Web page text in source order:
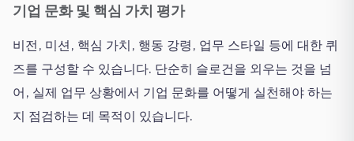
기업 문화 및 핵심 가치 평가
비전, 미션, 핵심 가치, 행동 강령, 업무 스타일 등에 대한 퀴
즈를 구성할 수 있습니다. 단순히 슬로건을 외우는 것을 넘
어, 실제 업무 상황에서 기업 문화를 어떻게 실천해야 하는
지 점검하는 데 목적이 있습니다.